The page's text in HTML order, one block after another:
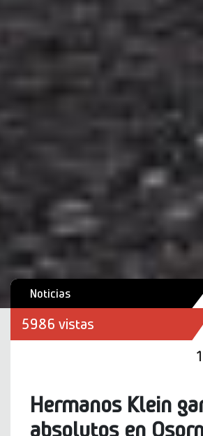
Noticias
5986 vistas
Hermanos Klein
absolutos en